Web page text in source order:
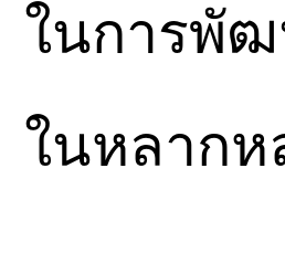
ในการพั
ในหลากห